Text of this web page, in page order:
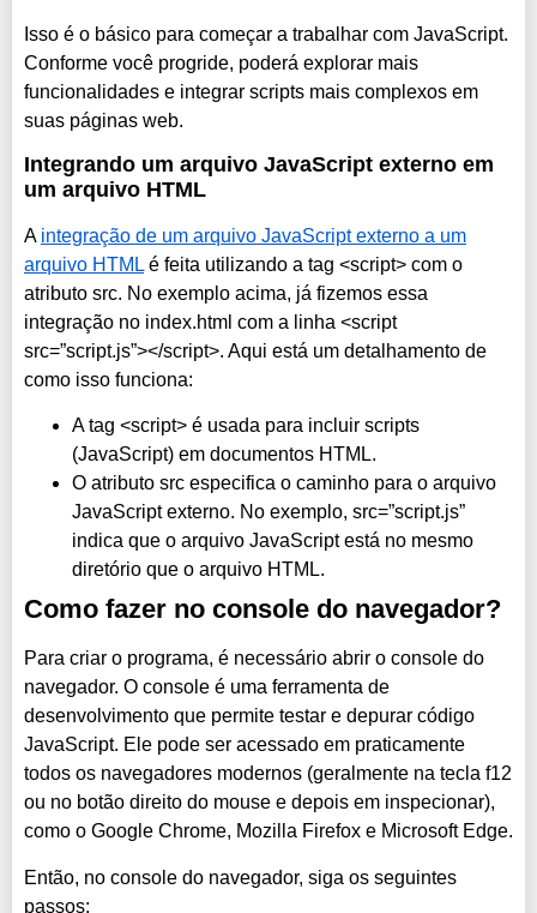
Isso é o básico para começar a trabalhar com JavaScript.
Conforme você progride, poderá explorar mais
funcionalidades e integrar scripts mais complexos em
suas páginas web.
Integrando um arquivo JavaScript externo em
um arquivo HTML
A integração de um arquivo JavaScript externo a um
arquivo HTML é feita utilizando a tag <script> com o
atributo src. No exemplo acima, já fizemos essa
integração no index.html com a linha <script
src=”script.js”></script>. Aqui está um detalhamento de
como isso funciona:
A tag <script> é usada para incluir scripts
(JavaScript) em documentos HTML.
O atributo src especifica o caminho para o arquivo
JavaScript externo. No exemplo, src=”script.js”
indica que o arquivo JavaScript está no mesmo
diretório que o arquivo HTML.
Como fazer no console do navegador?
Para criar o programa, é necessário abrir o console do
navegador. O console é uma ferramenta de
desenvolvimento que permite testar e depurar código
JavaScript. Ele pode ser acessado em praticamente
todos os navegadores modernos (geralmente na tecla f12
ou no botão direito do mouse e depois em inspecionar),
como o Google Chrome, Mozilla Firefox e Microsoft Edge.
Então, no console do navegador, siga os seguintes
passos: